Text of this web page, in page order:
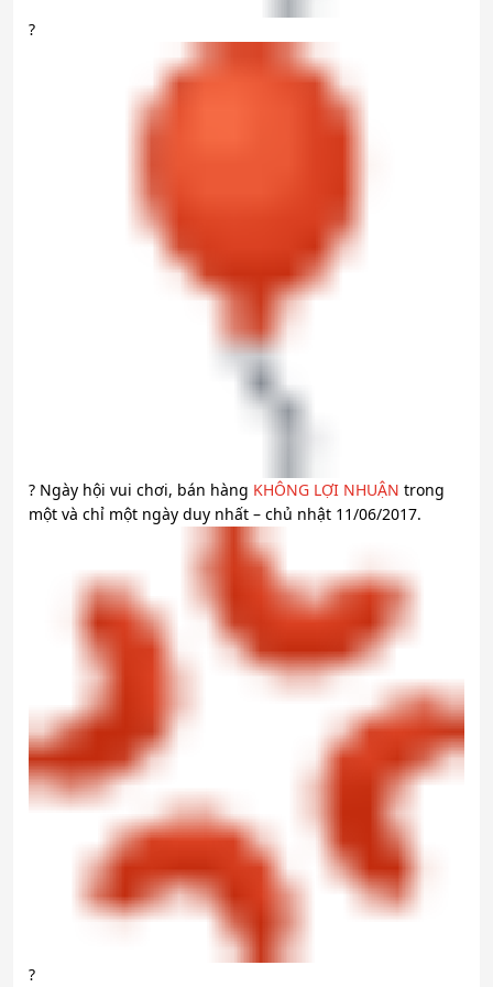
?
? Ngày hội vui chơi, bán hàng KHÔNG LỢI NHUẬN trong
một và chỉ một ngày duy nhất – chủ nhật 11/06/2017.
?